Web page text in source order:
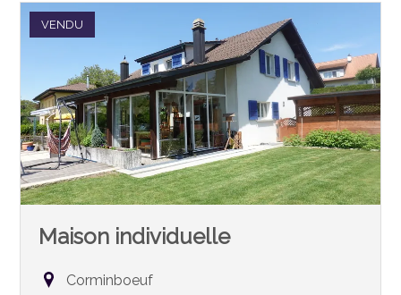
VENDU
Maison individuelle
Corminboeuf